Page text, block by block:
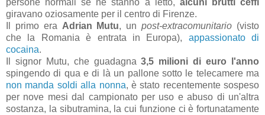
persone normali se ne stanno a letto, alcuni brutti ceffi
giravano oziosamente per il centro di Firenze.
Il primo era Adrian Mutu, un post-extracomunitario (visto
che la Romania è entrata in Europa), appassionato di
cocaina.
Il signor Mutu, che guadagna3,5 milioni di euro l'anno
spingendo di qua e di là un pallone sotto le telecamere ma
non manda soldi alla nonna, è stato recentemente sospeso
per nove mesi dal campionato per uso e abuso di un'altra
sostanza, la sibutramina, la cui funzione ci è fortunatamente